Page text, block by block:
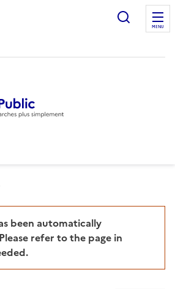
Ouvrir
MENU
refer to the page in